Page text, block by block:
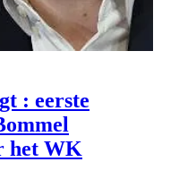
: eerste
het WK